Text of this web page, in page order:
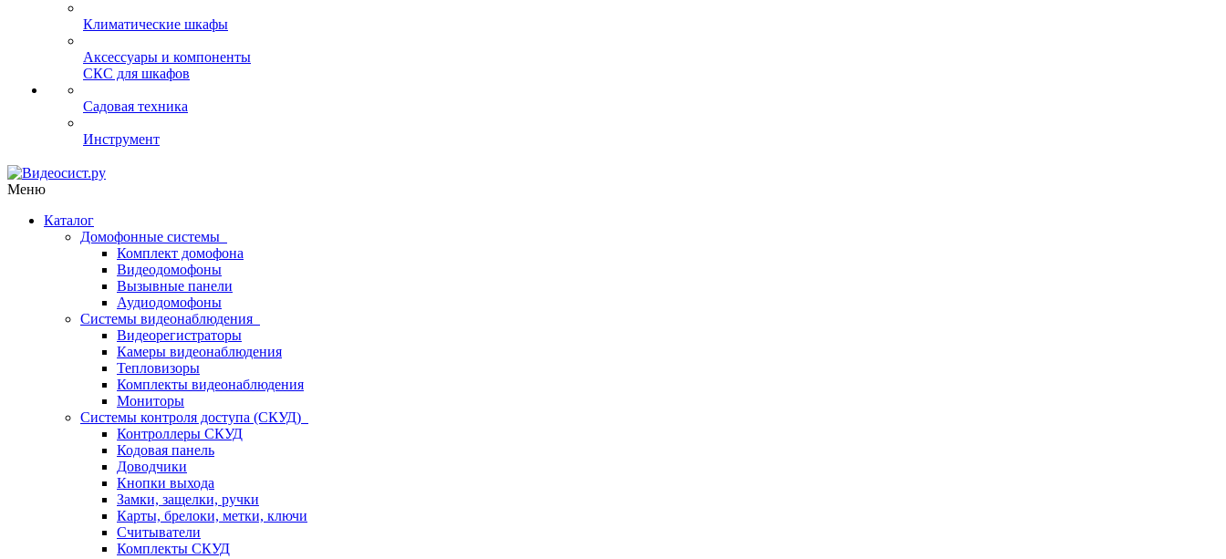
Климатические шкафы
Аксессуары и компоненты
СКС для шкафов
Садовая техника
Инструмент
Меню
Каталог
Домофонные системы
Комплект домофона
Видеодомофоны
Вызывные панели
Аудиодомофоны
Системы видеонаблюдения
Видеорегистраторы
Камеры видеонаблюдения
Тепловизоры
Комплекты видеонаблюдения
Мониторы
Системы контроля доступа (СКУД)
Контроллеры СКУД
Кодовая панель
Доводчики
Кнопки выхода
Замки, защелки, ручки
Карты, брелоки, метки, ключи
Считыватели
Комплекты СКУД